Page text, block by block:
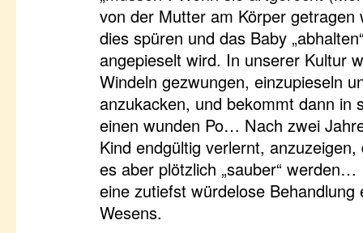
von der Mutter am Körper
dies spüren und das Baby
angepieselt wird. In unserer Kultur
Windeln gezwungen, einzupieseln
anzukacken, und bekommt dann in
einen wunden Po… Nach zwei
Kind endgültig verlernt,
es aber plötzlich „sauber“
eine zutiefst würdelose Behandlung
Wesens.